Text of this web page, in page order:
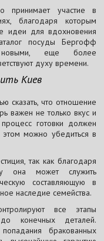
принимает участие в
благодаря которым
идеи для вдохновения
посуды Бергофф
новыми, еще более
духу времени.
Киев
сказать, что отношение
важен не только вкус и
готовки должен
этом можно убедиться в
так как благодаря
она может служить
составляющую в
наследие семейства.
все этапы
конечных деталей.
бракованных